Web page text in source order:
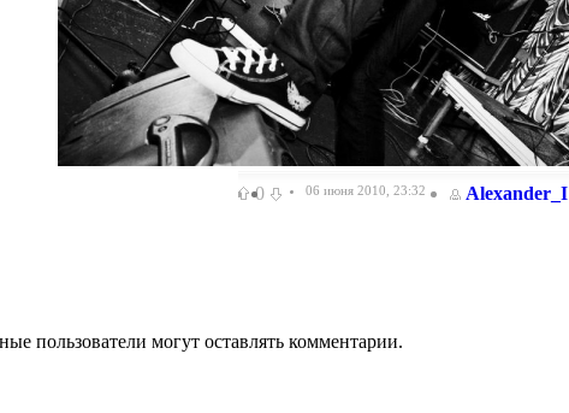
0 06 июня 2010, 23:32 Alexander_I
пользователи могут оставлять комментарии.